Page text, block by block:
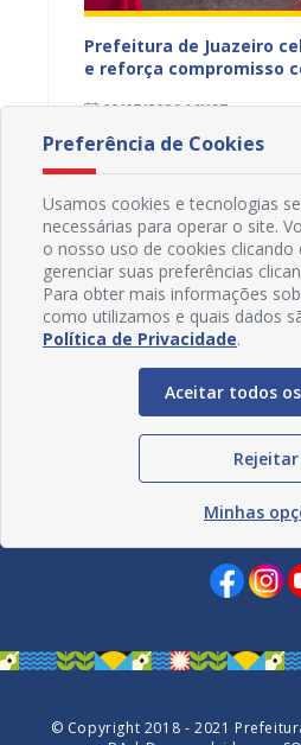
Prefeitura de Juazeiro
e reforça compromisso
08/07/2026 16H37
Redes
© Copyright 2018 - 2021
Preferência de Cookies
Usamos cookies e tecnologias
necessárias para operar o site.
o nosso uso de cookies
gerenciar suas preferências
Para obter mais informações
como utilizamos e quais dados
Política de Privacidade.
Aceitar todos
Rejeitar
Minhas